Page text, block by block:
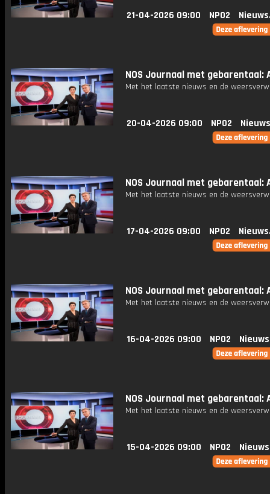
21-04-2026 09:00 NPO2
NOS Journaal met gebarentaal:
Met het laatste nieuws en de
20-04-2026 09:00 NPO2
NOS Journaal met gebarentaal:
Met het laatste nieuws en de
17-04-2026 09:00 NPO2
NOS Journaal met gebarentaal:
Met het laatste nieuws en de
16-04-2026 09:00 NPO2
NOS Journaal met gebarentaal:
Met het laatste nieuws en de
15-04-2026 09:00 NPO2